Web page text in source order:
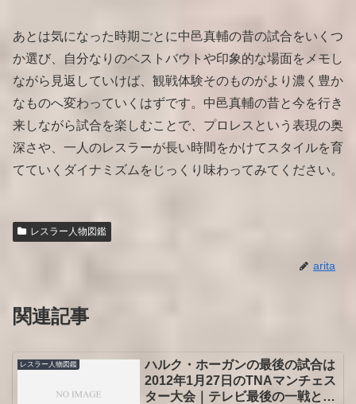
あとは気になった時期ごとに中邑真輔の昔の試合をいくつ
か選び、自分なりのベストバウトや印象的な場面をメモし
ながら見返していけば、観戦体験そのものがより濃く豊か
なものへ変わっていくはずです。中邑真輔の昔と今を行き
来しながら試合を楽しむことで、プロレスという表現の奥
深さや、一人のレスラーが長い時間をかけてスタイルを育
てていくダイナミズムをじっくり味わってみてください。
レスラー人物図鑑
arita
関連記事
レスラー人物図鑑
ハルク・ホーガンの最後の試合は
2012年1月27日のTNAマンチェス
ター大会｜テレビ最後の一戦との